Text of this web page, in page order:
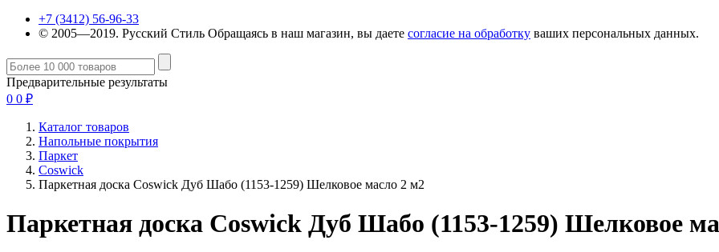
+7 (3412) 56-96-33
© 2005—2019. Русский Стиль Обращаясь в наш магазин, вы даете согласие на обработку ваших персональных данных.
Предварительные результаты
0 0 ₽
Каталог товаров
Напольные покрытия
Паркет
Coswick
Паркетная доска Coswick Дуб Шабо (1153-1259) Шелковое масло 2 м2
Паркетная доска Coswick Дуб Шабо (1153-1259) Шелковое